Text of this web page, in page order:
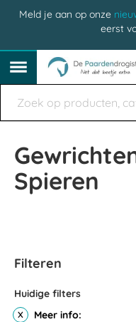
Meld je aan op onze
eerst
Spieren
Filteren
Huidige filters
Meer info